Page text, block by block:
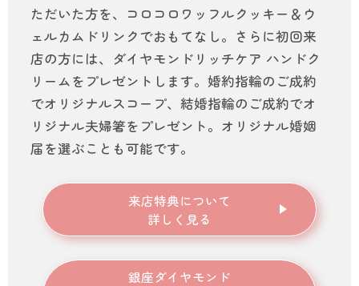
ただいた方を、コロコロワッフルクッキー＆ウ
ェルカムドリンクでおもてなし。さらに初回来
店の方には、ダイヤモンドリッチケア ハンドク
リームをプレゼントします。婚約指輪のご成約
でオリジナルスコープ、結婚指輪のご成約でオ
リジナル夫婦箸をプレゼント。オリジナル婚姻
届を選ぶことも可能です。
来店特典について
詳しく見る
銀座ダイヤモンド